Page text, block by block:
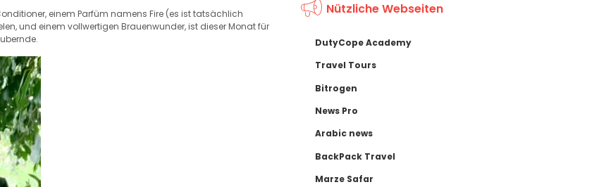
einem Parfüm namens Fire (es ist tatsächlich
und einem vollwertigen Brauenwunder, ist dieser Monat für
Nützliche Webseiten
DutyCope Academy
Travel Tours
Bitrogen
News Pro
Arabic news
BackPack Travel
Marze Safar